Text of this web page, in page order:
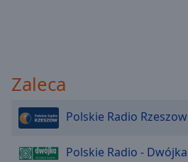
Zaleca
Polskie Radio Rzeszow
Polskie Radio - Dwójka